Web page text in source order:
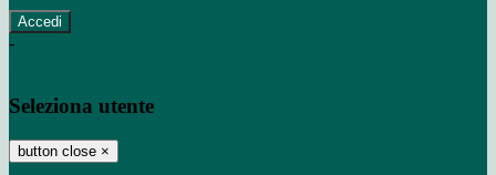
-
Seleziona utente
button close ×